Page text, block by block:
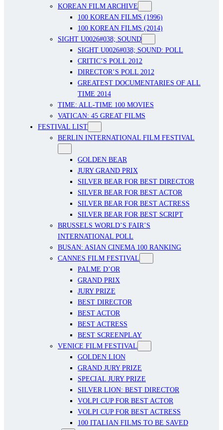
KOREAN FILM ARCHIVE
100 KOREAN FILMS (1996)
100 KOREAN FILMS (2014)
SIGHT U0026#038; SOUND
SIGHT U0026#038; SOUND: POLL
CRITIC’S POLL 2012
DIRECTOR’S POLL 2012
GREATEST DOCUMENTARIES OF ALL
TIME 2014
TIME: ALL-TIME 100 MOVIES
VATICAN: 45 GREAT FILMS
FESTIVAL LIST
BERLIN INTERNATIONAL FILM FESTIVAL
GOLDEN BEAR
JURY GRAND PRIX
SILVER BEAR FOR BEST DIRECTOR
SILVER BEAR FOR BEST ACTOR
SILVER BEAR FOR BEST ACTRESS
SILVER BEAR FOR BEST SCRIPT
BRUSSELS WORLD’S FAIR’S
INTERNATIONAL POLL
BUSAN: ASIAN CINEMA 100 RANKING
CANNES FILM FESTIVAL
PALME D’OR
GRAND PRIX
JURY PRIZE
BEST DIRECTOR
BEST ACTOR
BEST ACTRESS
BEST SCREENPLAY
VENICE FILM FESTIVAL
GOLDEN LION
GRAND JURY PRIZE
SPECIAL JURY PRIZE
SILVER LION: BEST DIRECTOR
VOLPI CUP FOR BEST ACTOR
VOLPI CUP FOR BEST ACTRESS
100 ITALIAN FILMS TO BE SAVED